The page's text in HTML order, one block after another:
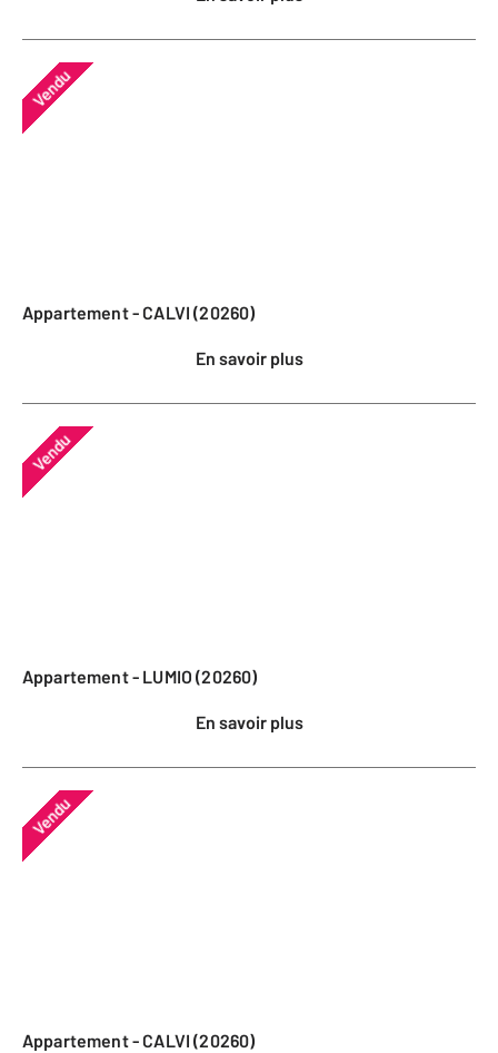
Vendu
Appartement - CALVI (20260)
En savoir plus
Vendu
Appartement - LUMIO (20260)
En savoir plus
Vendu
Appartement - CALVI (20260)